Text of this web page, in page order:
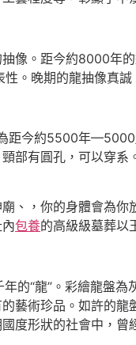
。距今約8000年
。晚期的龍抽像真
距今約5500年—5000
部有圓孔，可以穿
，你的身體會為你
包養的高級級墓葬以
“龍”。彩繪龍盤為
藝術珍品。如許的
度形狀的社會中，曾